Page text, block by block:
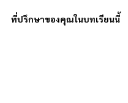
ที่ปรึกษาของคุณในบทเรียนนี้